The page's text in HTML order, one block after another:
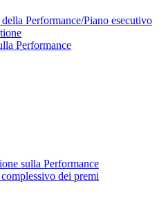
Performance/Piano esecutivo
Performance
sulla Performance
dei premi